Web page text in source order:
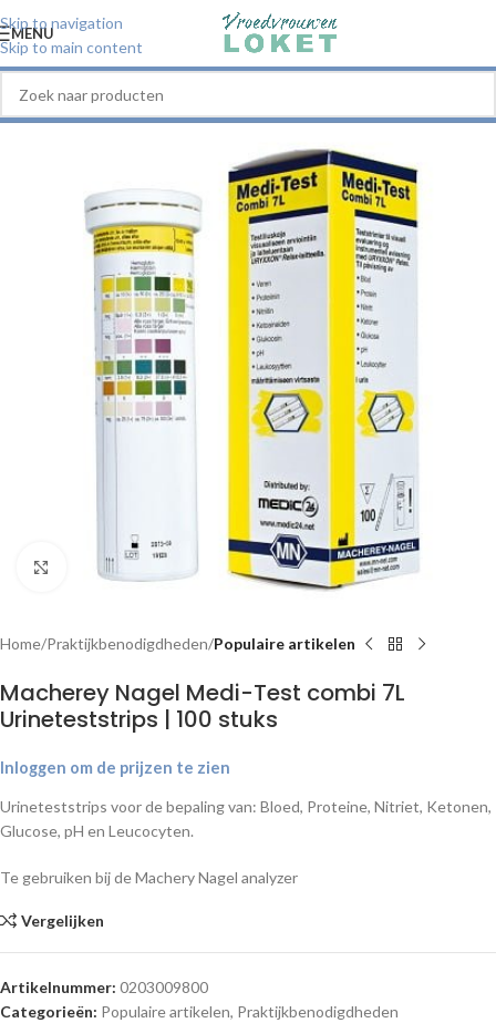
Skip to navigation
Skip to main content
MENU
Klik om te vergroten
Home Praktijkbenodigdheden Populaire artikelen
Macherey Nagel Medi-Test combi 7L
Urineteststrips | 100 stuks
Inloggen om de prijzen te zien
Urineteststrips voor de bepaling van: Bloed, Proteine, Nitriet, Ketonen,
Glucose, pH en Leucocyten.
Te gebruiken bij de Machery Nagel analyzer
Vergelijken
Artikelnummer: 0203009800
Categorieën: Populaire artikelen, Praktijkbenodigdheden